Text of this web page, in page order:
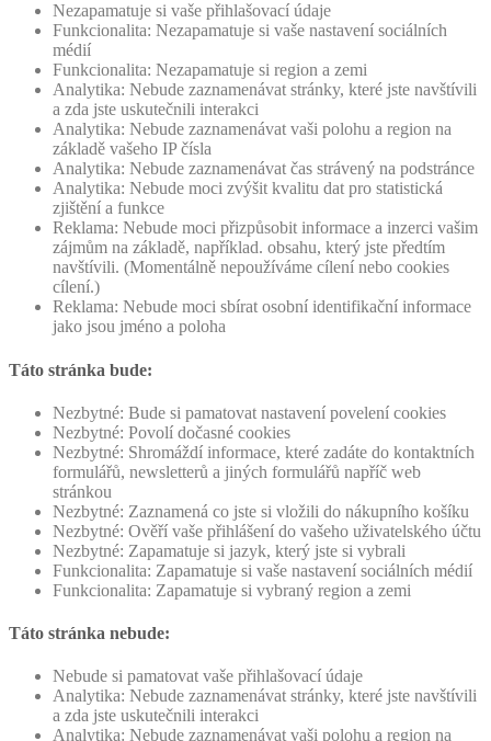
Nezapamatuje si vaše přihlašovací údaje
Funkcionalita: Nezapamatuje si vaše nastavení sociálních
médií
Funkcionalita: Nezapamatuje si region a zemi
Analytika: Nebude zaznamenávat stránky, které jste navštívili
a zda jste uskutečnili interakci
Analytika: Nebude zaznamenávat vaši polohu a region na
základě vašeho IP čísla
Analytika: Nebude zaznamenávat čas strávený na podstránce
Analytika: Nebude moci zvýšit kvalitu dat pro statistická
zjištění a funkce
Reklama: Nebude moci přizpůsobit informace a inzerci vašim
zájmům na základě, například. obsahu, který jste předtím
navštívili. (Momentálně nepoužíváme cílení nebo cookies
cílení.)
Reklama: Nebude moci sbírat osobní identifikační informace
jako jsou jméno a poloha
Táto stránka bude:
Nezbytné: Bude si pamatovat nastavení povelení cookies
Nezbytné: Povolí dočasné cookies
Nezbytné: Shromáždí informace, které zadáte do kontaktních
formulářů, newsletterů a jiných formulářů napříč web
stránkou
Nezbytné: Zaznamená co jste si vložili do nákupního košíku
Nezbytné: Ověří vaše přihlášení do vašeho uživatelského účtu
Nezbytné: Zapamatuje si jazyk, který jste si vybrali
Funkcionalita: Zapamatuje si vaše nastavení sociálních médií
Funkcionalita: Zapamatuje si vybraný region a zemi
Táto stránka nebude:
Nebude si pamatovat vaše přihlašovací údaje
Analytika: Nebude zaznamenávat stránky, které jste navštívili
a zda jste uskutečnili interakci
Analytika: Nebude zaznamenávat vaši polohu a region na